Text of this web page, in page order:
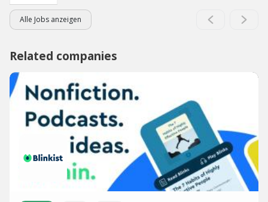
Alle Jobs anzeigen
Related companies